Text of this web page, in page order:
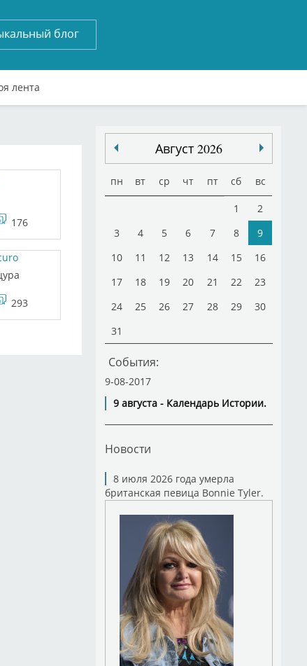
блог
лента
176
293
Август 2026
пн вт ср чт пт сб вс
1
2
3
4 5 6 7 8
9
10
11 12 13 14 15
16
17
18 19 20 21 22
23
24
25 26 27 28 29
30
31
События:
9-08-2017
9 августа - Календарь Истории.
Новости
8 июля 2026 года умерла
британская певица Bonnie Tyler.